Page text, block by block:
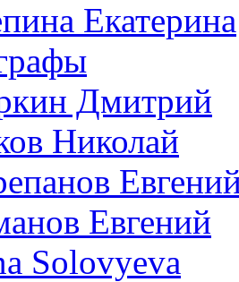
Екатерина
Дмитрий
Николай
Евгений
Solovyeva